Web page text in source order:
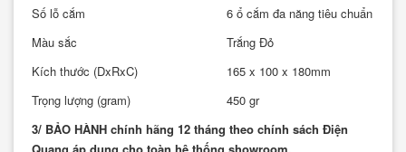
Số lỗ cắm
6 ổ cắm đa năng tiêu chuẩn
Màu sắc
Trắng Đỏ
Kích thước (DxRxC)
165 x 100 x 180mm
Trọng lượng (gram)
450 gr
3/ BẢO HÀNH chính hãng 12 tháng theo chính sách Điện